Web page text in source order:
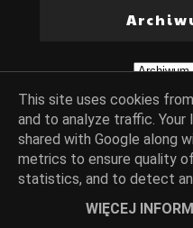
This site uses cookies
and to analyze traffic. Your
shared with Google along
metrics to ensure quality
statistics, and to detect
WIĘCEJ